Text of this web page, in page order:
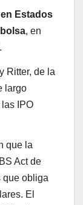
Estados
, en
Ritter, de la
largo
IPO
que la
Act de
que obliga
El